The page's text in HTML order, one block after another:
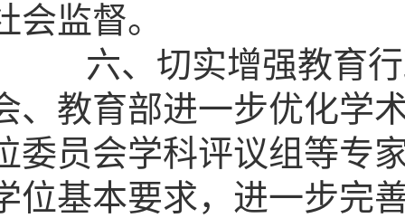
会监督。
六、切实增强教育行
、教育部进一步优化学
委员会学科评议组等专
位基本要求，进一步完